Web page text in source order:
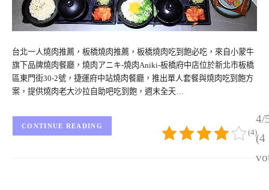
台北一人燒肉推薦，板橋燒肉推薦，板橋燒肉吃到飽必吃，來自小蒙牛
旗下品牌燒肉餐廳，燒肉アニキ-燒肉Aniki-板橋府中店位於新北市板橋
區東門街30-2號，捷運府中站燒肉餐廳，推出單人套餐與燒肉吃到飽方
案，提供燒肉老大沙拉自助吧吃到飽，週末全天…
4/
(4
(4)
CONTINUE READING